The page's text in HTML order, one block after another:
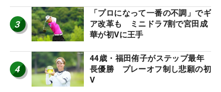
3
「プロになって一番の不調」でギ
ア改革も ミニドラ7割で宮田成
華が初Vに王手
4
44歳・福田侑子がステップ最年
長優勝 プレーオフ制し悲願の初
V